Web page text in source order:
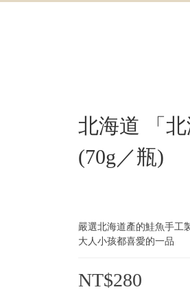
北海道 「
(70g／瓶)
嚴選北海道產的鮭魚手工
大人小孩都喜愛的一品
NT$280